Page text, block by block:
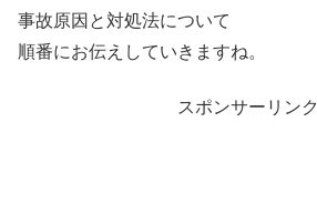
事故原因と対処法について
順番にお伝えしていきますね。
スポンサーリンク